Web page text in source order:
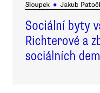
Sloupek ● Jakub
Sociální byty
Richterové a
sociálních